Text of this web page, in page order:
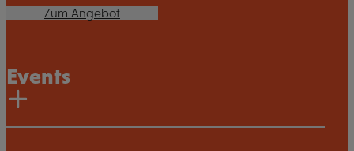
Zum Angebot
Events